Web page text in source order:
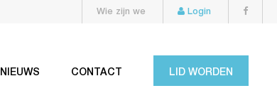
Wie zijn we Login
NIEUWS CONTACT LID WORDEN